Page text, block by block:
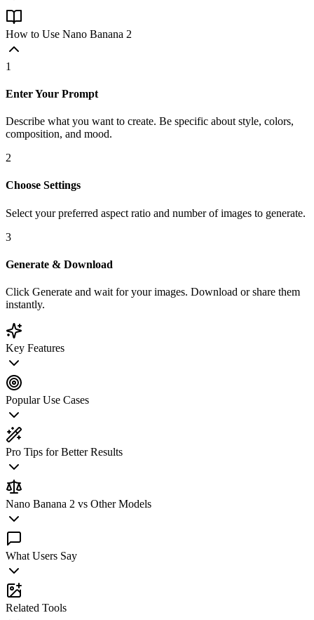
How to Use Nano Banana 2
1
Enter Your Prompt
Describe what you want to create. Be specific about style, colors,
composition, and mood.
2
Choose Settings
Select your preferred aspect ratio and number of images to generate.
3
Generate & Download
Click Generate and wait for your images. Download or share them
instantly.
Key Features
Popular Use Cases
Pro Tips for Better Results
Nano Banana 2 vs Other Models
What Users Say
Related Tools